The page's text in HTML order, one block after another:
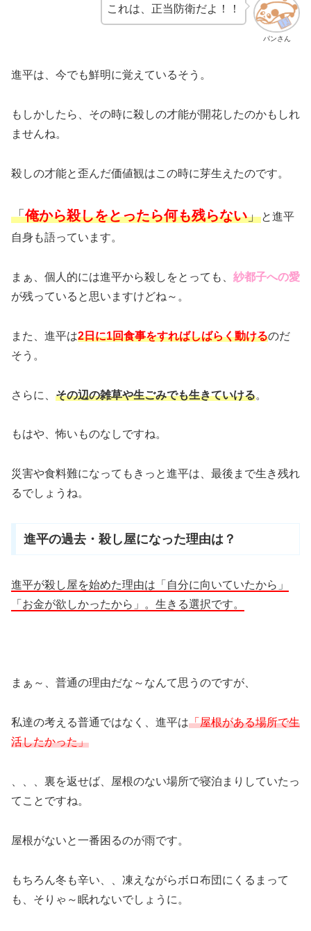
パンさん
これは、正当防衛だよ！！
進平は、今でも鮮明に覚えているそう。
もしかしたら、その時に殺しの才能が開花したのかもしれ
ませんね。
殺しの才能と歪んだ価値観はこの時に芽生えたのです。
「俺から殺しをとったら何も残らない」と進平
自身も語っています。
まぁ、個人的には進平から殺しをとっても、 紗都子への愛
が残っていると思いますけどね～。
また、進平は2日に1回食事をすればしばらく動けるのだ
そう。
さらに、 その辺の雑草や生ごみでも生きていける。
もはや、怖いものなしですね。
災害や食料難になってもきっと進平は、最後まで生き残れ
るでしょうね。
進平の過去・殺し屋になった理由は？
進平が殺し屋を始めた理由は 「 自分に向いていたから」
「お金が欲しかったから 」。 生きる選択です。
まぁ～、普通の理由だな～なんて思うのですが、
私達の考える普通ではなく、進平は「屋根がある場所で生
活したかった」
、、、裏を返せば、屋根のない場所で寝泊まりしていたっ
てことですね。
屋根がないと一番困るのが雨です。
もちろん冬も辛い、、凍えながらボロ布団にくるまって
も、そりゃ～眠れないでしょうに。